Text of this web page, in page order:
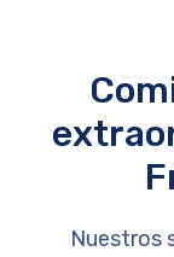
Nuestros